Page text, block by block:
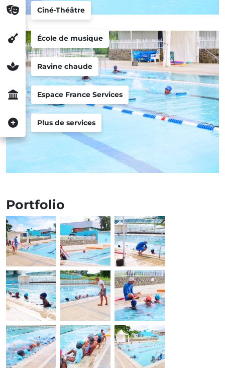
Ciné-Théâtre
École de musique
Ravine chaude
Espace France Services
Plus de services
Portfolio